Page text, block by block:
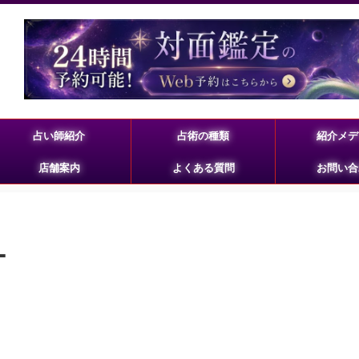
占い師紹介 占術の種類 紹介メ
店舗案内 よくある質問 お問い